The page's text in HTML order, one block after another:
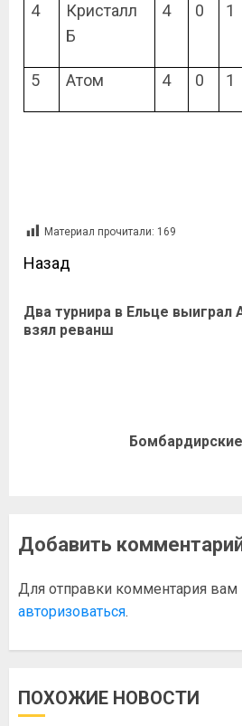
4
Кристалл
Б
4 0 1
5 Атом 4 0 1
Материал прочитали: 169
Назад
Два турнира в Ельце выиграл
взял реванш
Добавить
Для отправки комментария вам
авторизоваться.
ПОХОЖИЕ НОВОСТИ